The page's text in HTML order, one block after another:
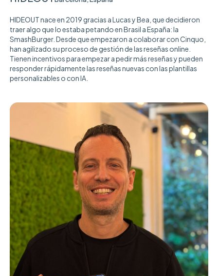
HIDEOUT nace en 2019 gracias a Lucas y Bea, que decidieron
traer algo que lo estaba petando en Brasil a España: la
SmashBurger. Desde que empezaron a colaborar con Cinquo,
han agilizado su proceso de gestión de las reseñas online.
Tienen incentivos para empezar a pedir más reseñas y pueden
responder rápidamente las reseñas nuevas con las plantillas
personalizables o con IA.